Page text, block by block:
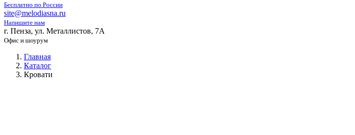
Бесплатно по России
site@melodiasna.ru
Напишите нам
г. Пенза, ул. Металлистов, 7А
Офис и шоурум
Главная
Каталог
Кровати